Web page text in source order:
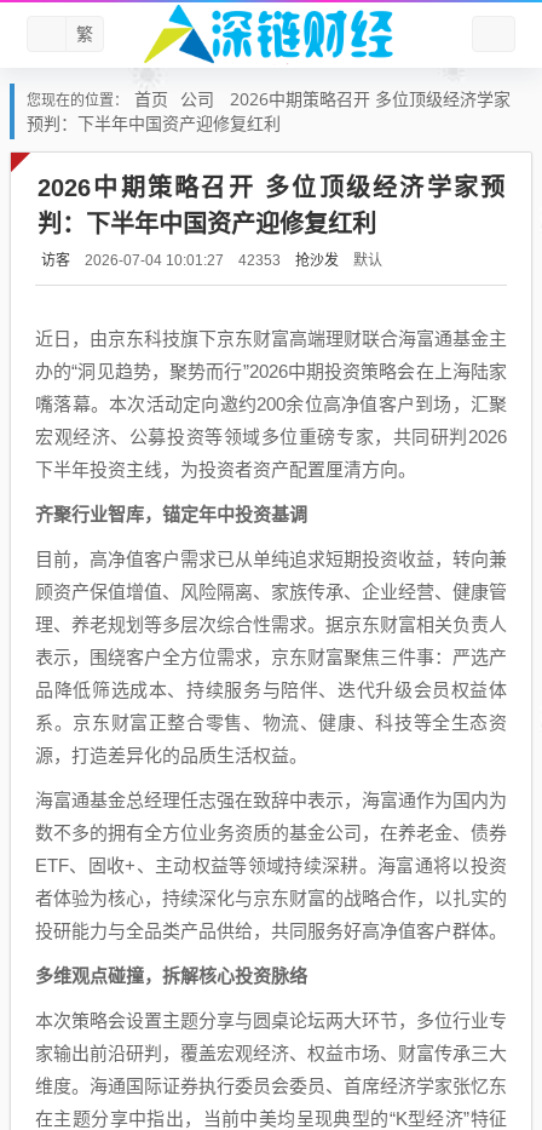
繁
您现在的位置： 首页 公司
2026中期策略召开 多位顶级经济学家
预判：下半年中国资产迎修复红利
2026中期策略召开 多位顶级经济学家预
判：下半年中国资产迎修复红利
访客 2026-07-04 10:01:27 42353 抢沙发 默认
近日，由京东科技旗下京东财富高端理财联合海富通基金主
办的“洞见趋势，聚势而行”2026中期投资策略会在上海陆家
嘴落幕。本次活动定向邀约200余位高净值客户到场，汇聚
宏观经济、公募投资等领域多位重磅专家，共同研判2026
下半年投资主线，为投资者资产配置厘清方向。
齐聚行业智库，锚定年中投资基调
目前，高净值客户需求已从单纯追求短期投资收益，转向兼
顾资产保值增值、风险隔离、家族传承、企业经营、健康管
理、养老规划等多层次综合性需求。据京东财富相关负责人
表示，围绕客户全方位需求，京东财富聚焦三件事：严选产
品降低筛选成本、持续服务与陪伴、迭代升级会员权益体
系。京东财富正整合零售、物流、健康、科技等全生态资
源，打造差异化的品质生活权益。
海富通基金总经理任志强在致辞中表示，海富通作为国内为
数不多的拥有全方位业务资质的基金公司，在养老金、债券
ETF、固收+、主动权益等领域持续深耕。海富通将以投资
者体验为核心，持续深化与京东财富的战略合作，以扎实的
投研能力与全品类产品供给，共同服务好高净值客户群体。
多维观点碰撞，拆解核心投资脉络
本次策略会设置主题分享与圆桌论坛两大环节，多位行业专
家输出前沿研判，覆盖宏观经济、权益市场、财富传承三大
维度。海通国际证券执行委员会委员、首席经济学家张忆东
在主题分享中指出，当前中美均呈现典型的“K型经济”特征